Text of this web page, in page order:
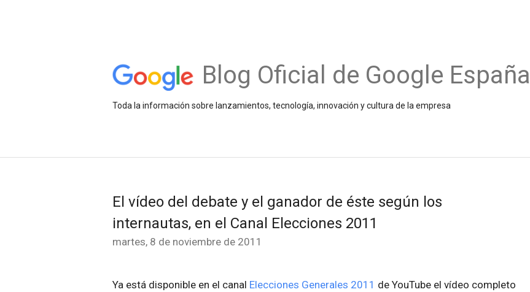
Blog Oficial de Google España
Toda la información sobre lanzamientos, tecnología, innovación y cultura de la empresa
El vídeo del debate y el ganador de éste según los
internautas, en el Canal Elecciones 2011
martes, 8 de noviembre de 2011
Ya está disponible en el canal Elecciones Generales 2011 de YouTube el vídeo completo